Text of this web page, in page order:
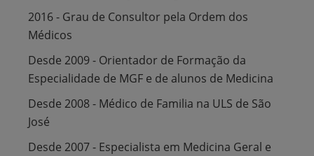
2016 - Grau de Consultor pela Ordem dos
Médicos
Desde 2009 - Orientador de Formação da
Especialidade de MGF e de alunos de Medicina
Desde 2008 - Médico de Familia na ULS de São
José
Desde 2007 - Especialista em Medicina Geral e